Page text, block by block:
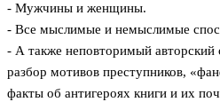
- Мужчины и женщины.
- Все мыслимые и немыслимые
- А также неповторимый авторский
разбор мотивов преступников,
факты об антигероях книги и их